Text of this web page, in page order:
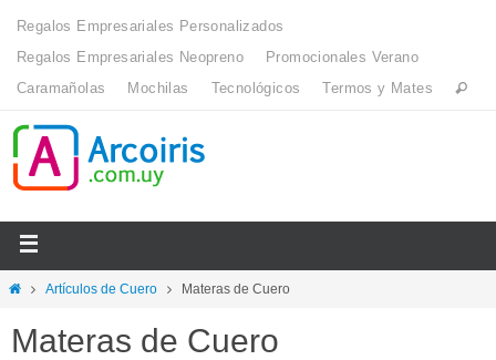
Regalos Empresariales Personalizados
Regalos Empresariales Neopreno
Promocionales Verano
Caramañolas
Mochilas Tecnológicos Termos y Mates
Artículos de Cuero Materas de Cuero
Materas de Cuero